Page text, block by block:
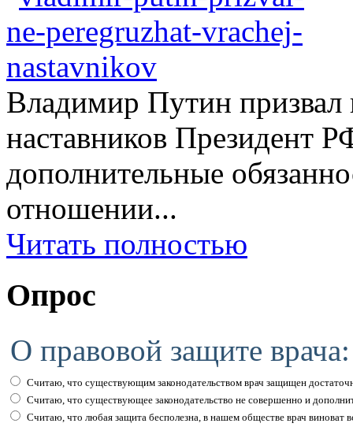
Владимир Путин призвал
наставников Президент
дополнительные
отношении...
Читать полностью
Опрос
О правовой защите врача:
Считаю, что существующим законодательством врач защищен
Считаю, что существующее законодательство не совершенно и
Считаю, что любая защита бесполезна, в нашем обществе врач виноват